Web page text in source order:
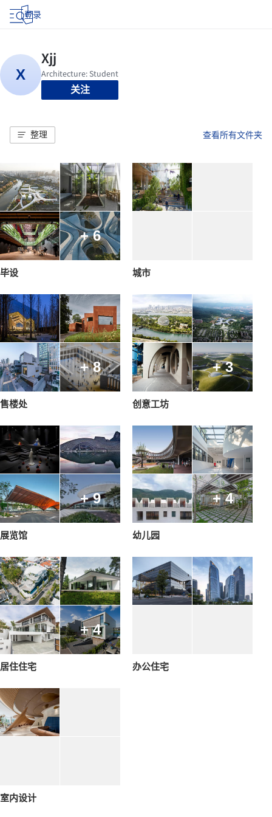
登录
关注
整理 查看所有文件夹
+ 6
毕设 城市
+ 8
售楼处
+ 3
创意工坊
+ 9
展览馆
+ 4
幼儿园
+ 4
居住住宅 办公住宅
室内设计